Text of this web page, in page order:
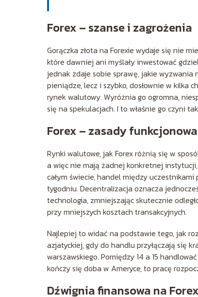
Forex – szanse i zagrożenia
Gorączka złota na Forexie wydaje się nie
które dawniej ani myślały inwestować
jednak zdaje sobie sprawę, jakie wyzwania
pieniądze, lecz i szybko, dosłownie w kilka
rynek walutowy. Wyróżnia go ogromna,
się na spekulacjach. I to właśnie go czyni
Forex – zasady
Rynki walutowe, jak Forex różnią się w
a więc nie mają żadnej konkretnej
całym świecie, handel między
tygodniu. Decentralizacja oznacza
technologia, zmniejszając skutecznie
przy mniejszych kosztach transakcyjnych.
Najlepiej to widać na podstawie tego, jak
azjatyckiej, gdy do handlu przyłączają się
warszawskiego. Pomiędzy 14 a 15
kończy się doba w Ameryce, to pracę
Dźwignia finansowa na